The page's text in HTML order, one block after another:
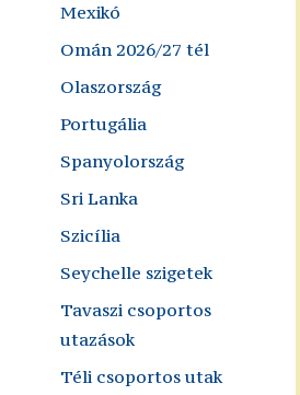
Mexikó
Omán 2026/27 tél
Olaszország
Portugália
Spanyolország
Sri Lanka
Szicília
Seychelle szigetek
Tavaszi csoportos
utazások
Téli csoportos utak